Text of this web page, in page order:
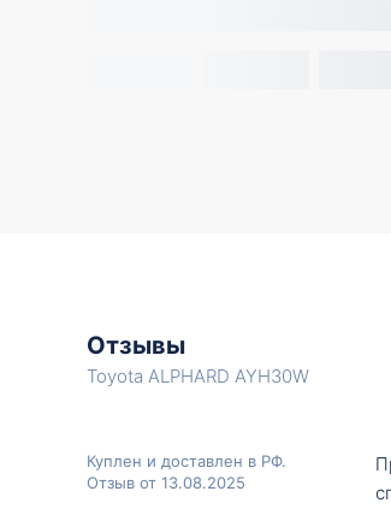
Отзывы
Toyota ALPHARD AYH30W
Куплен и доставлен в РФ.
Отзыв от 13.08.2025